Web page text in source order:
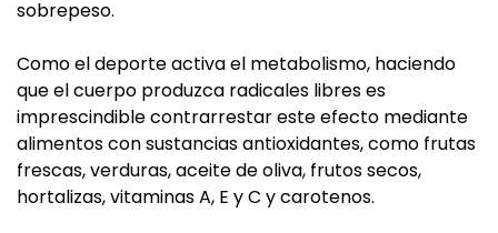
sobrepeso.
Como el deporte activa el metabolismo, haciendo
que el cuerpo produzca radicales libres es
imprescindible contrarrestar este efecto mediante
alimentos con sustancias antioxidantes, como frutas
frescas, verduras, aceite de oliva, frutos secos,
hortalizas, vitaminas A, E y C y carotenos.